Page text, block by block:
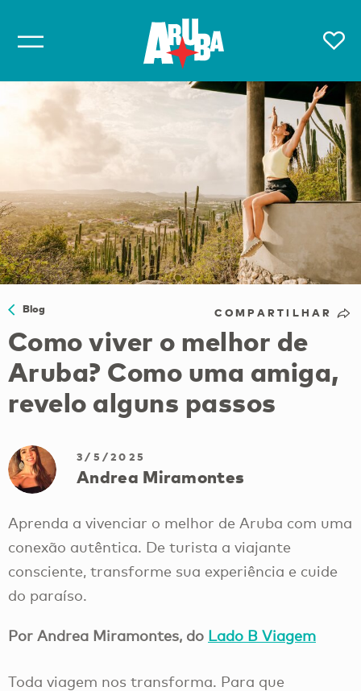
Blog COMPARTILHAR
Como viver o melhor de
Aruba? Como uma amiga,
revelo alguns passos
3/5/2025
Andrea Miramontes
Aprenda a vivenciar o melhor de Aruba com uma
conexão autêntica. De turista a viajante
consciente, transforme sua experiência e cuide
do paraíso.
Por Andrea Miramontes, do Lado B Viagem
Toda viagem nos transforma. Para que